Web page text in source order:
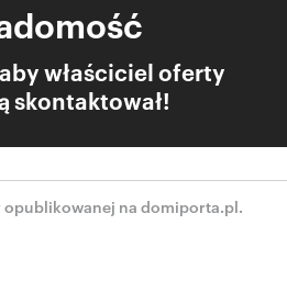
właściciel oferty
skontaktował!